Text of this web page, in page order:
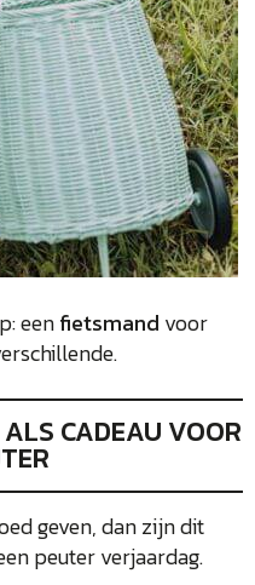
eenfietsmand voor
CADEAU VOOR
geven, dan zijn dit
peuter verjaardag.